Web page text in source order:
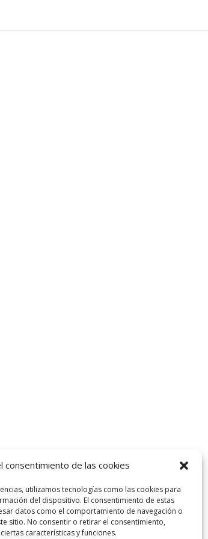
consentimiento de las cookies
utilizamos tecnologías como las cookies para
del dispositivo. El consentimiento de estas
datos como el comportamiento de navegación o
sitio. No consentir o retirar el consentimiento,
características y funciones.